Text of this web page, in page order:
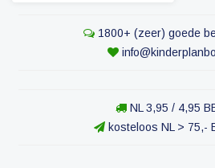
1800+ (zeer) goede
NL 3,95 / 4,95
kosteloos NL > 75,-